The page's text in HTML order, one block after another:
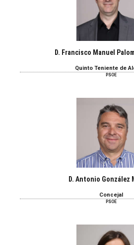
D. Francisco Manuel
Quinto Teniente de
PSOE
D. Antonio González
Concejal
PSOE